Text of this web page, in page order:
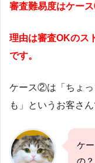
審査難易度はケー
理由は審査OKのス
です。
ケース②は「ちょ
も」というお客さ
ケ
の？